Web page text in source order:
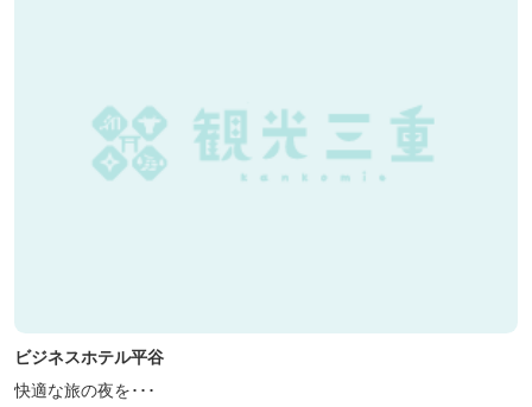
ビジネスホテル平谷
快適な旅の夜を･･･